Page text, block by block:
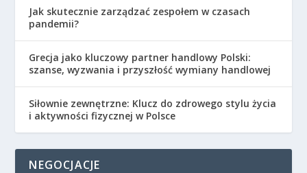
Jak skutecznie zarządzać zespołem w czasach
pandemii?
Grecja jako kluczowy partner handlowy Polski:
szanse, wyzwania i przyszłość wymiany handlowej
Siłownie zewnętrzne: Klucz do zdrowego stylu życia
i aktywności fizycznej w Polsce
NEGOCJACJE